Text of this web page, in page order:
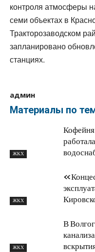
контроля атмосферы
семи объектах в
Тракторозаводском
запланировано
станциях.
админ
Материалы по
ЖКХ
ЖКХ
ЖКХ
В